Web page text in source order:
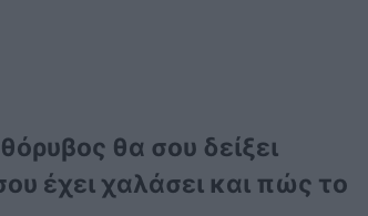
θα σου δείξει
έχει χαλάσει και πώς το